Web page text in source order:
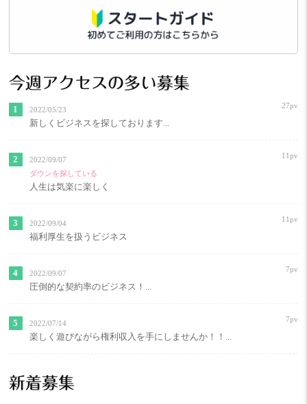
今週アクセスの多い募集
2022/05/23
27pv
新しくビジネスを探しております...
2022/09/07
11pv
ダウンを探している
人生は気楽に楽しく
2022/09/04
11pv
福利厚生を扱うビジネス
2022/09/07
7pv
圧倒的な契約率のビジネス！...
2022/07/14
7pv
楽しく遊びながら権利収入を手にしませんか！！...
新着募集